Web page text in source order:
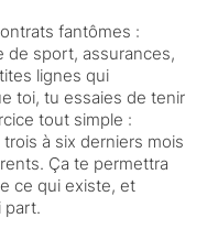
fantômes :
de sport, assurances,
lignes qui
toi, tu essaies de tenir
tout simple :
à six derniers mois
Ça te permettra
ce qui existe, et
part.